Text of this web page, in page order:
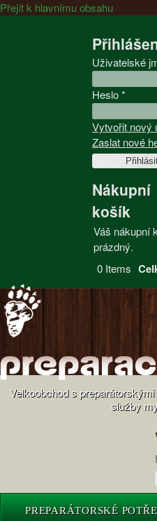
Přejít k hlavnímu obsahu
Uživatelské
Heslo*
Vytvořit nový
Zaslat nové
Nákupní
košík
Váš nákupní
prázdný.
0 Items
Velkoobchod s
služby
PREPARÁTORSKÉ